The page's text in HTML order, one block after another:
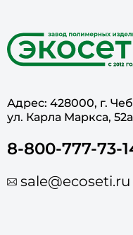
Адрес: 428000, г.
ул. Карла Маркса, 52а
8-800-777-73-
sale@ecoseti.ru